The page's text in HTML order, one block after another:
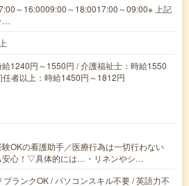
～16:0009:00～18:0017:00～09:00※ 上記
…
1240円～1550円 / 介護福祉士：時給1550
任者以上：時給1450円～1812円
OKの看護助手／医療行為は一切行わない
安心！▽具体的には…・リネンやシ…
ブランクOK / パソコンスキル不要 / 英語力不